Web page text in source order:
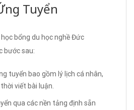
Tuyển
bổng du học nghề Đức
bước sau:
tuyển bao gồm lý lịch cá nhân,
viết bài luận.
qua các nền tảng định sẵn